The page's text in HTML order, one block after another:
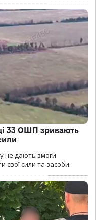
33 ОШП зривають
не дають змоги
свої сили та засоби.